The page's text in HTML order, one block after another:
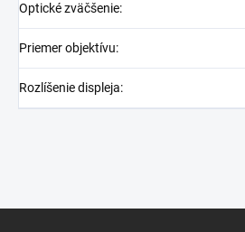
Optické zväčšenie:
Priemer objektívu:
Rozlíšenie displeja: